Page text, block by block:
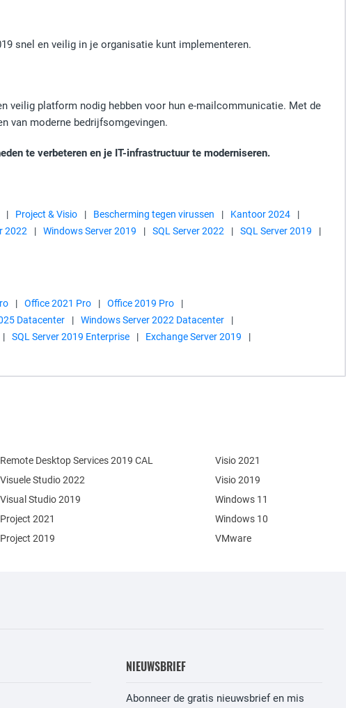
snel en veilig in je organisatie kunt implementeren.
veilig platform nodig hebben voor hun e-mailcommunicatie. Met de
van moderne bedrijfsomgevingen.
te verbeteren en je IT-infrastructuur te moderniseren.
| Project & Visio | Bescherming tegen virussen | Kantoor 2024
|
2022 | Windows Server 2019 | SQL Server 2022 | SQL Server 2019
|
| Office 2021 Pro | Office 2019 Pro
|
Datacenter | Windows Server 2022 Datacenter
|
| SQL Server 2019 Enterprise | Exchange Server 2019
|
Remote Desktop Services 2019 CAL
Visuele Studio 2022
Visual Studio 2019
Project 2021
Project 2019
Visio 2021
Visio 2019
Windows 11
Windows 10
VMware
NIEUWSBRIEF
Abonneer de gratis nieuwsbrief en mis